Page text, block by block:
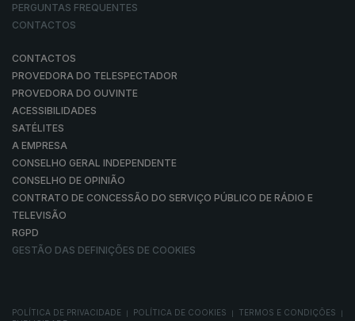
PERGUNTAS FREQUENTES
CONTACTOS
CONTACTOS
PROVEDORA DO TELESPECTADOR
PROVEDORA DO OUVINTE
ACESSIBILIDADES
SATÉLITES
A EMPRESA
CONSELHO GERAL INDEPENDENTE
CONSELHO DE OPINIÃO
CONTRATO DE CONCESSÃO DO SERVIÇO PÚBLICO DE RÁDIO E
TELEVISÃO
RGPD
GESTÃO DAS DEFINIÇÕES DE COOKIES
POLÍTICA DE PRIVACIDADE POLÍTICA DE COOKIES TERMOS E CONDIÇÕES